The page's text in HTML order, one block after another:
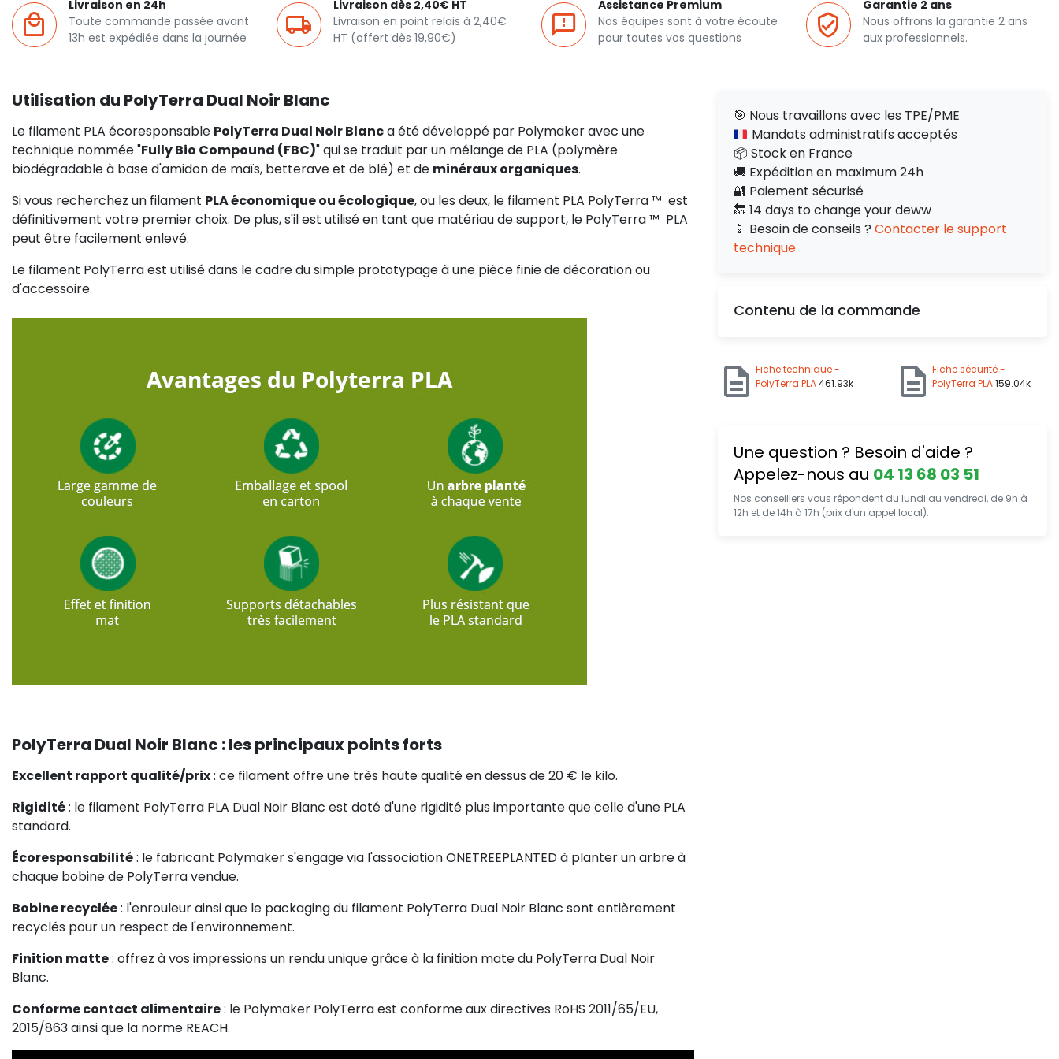
Livraison en 24h
Toute commande passée avant
13h est expédiée dans la journée
Livraison dès 2,40€ HT
Livraison en point relais à 2,40€
HT (offert dès 19,90€)
Assistance Premium
Nos équipes sont à votre écoute
pour toutes vos questions
Garantie 2 ans
Nous offrons la garantie 2 ans
aux professionnels.
Utilisation du PolyTerra Dual Noir Blanc
Le filament PLA écoresponsable PolyTerra Dual Noir Blanca été développé par Polymaker avec une
technique nommée "Fully Bio Compound (FBC)" qui se traduit par un mélange de PLA (polymère
biodégradable à base d'amidon de maïs, betterave et de blé) et de minéraux organiques.
Si vous recherchez un filament PLA économique ou écologique, ou les deux, le filament PLA PolyTerra ™ ️ est
définitivement votre premier choix. De plus, s'il est utilisé en tant que matériau de support, le PolyTerra ™ ️ PLA
peut être facilement enlevé.
Le filament PolyTerra est utilisé dans le cadre du simple prototypage à une pièce finie de décoration ou
d'accessoire.
PolyTerra Dual Noir Blanc : les principaux points forts
Excellent rapport qualité/prix: ce filament offre une très haute qualité en dessus de 20 € le kilo.
Rigidité: le filament PolyTerra PLA Dual Noir Blanc est doté d'une rigidité plus importante que celle d'une PLA
standard.
Écoresponsabilité: le fabricant Polymaker s'engage via l'association ONETREEPLANTED à planter un arbre à
chaque bobine de PolyTerra vendue.
Bobine recyclée: l'enrouleur ainsi que le packaging du filament PolyTerra Dual Noir Blanc sont entièrement
recyclés pour un respect de l'environnement.
Finition matte: offrez à vos impressions un rendu unique grâce à la finition mate du PolyTerra Dual Noir
Blanc.
Conforme contact alimentaire: le Polymaker PolyTerra est conforme aux directives RoHS 2011/65/EU,
2015/863 ainsi que la norme REACH.
🎯 Nous travaillons avec les TPE/PME
Mandats administratifs acceptés
📦 Stock en France
🚚 Expédition en maximum 24h
🔐 Paiement sécurisé
🔙 14 days to change your deww
📱 Besoin de conseils ? Contacter le support
technique
Contenu de la commande
Fiche technique -
PolyTerra PLA461.93k
Fiche sécurité -
PolyTerra PLA159.04k
Une question ? Besoin d'aide ?
Appelez-nous au 04 13 68 03 51
Nos conseillers vous répondent du lundi au vendredi, de 9h à
12h et de 14h à 17h (prix d'un appel local).